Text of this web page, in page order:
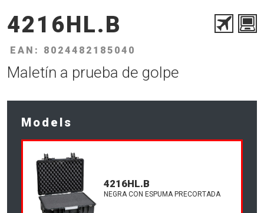
4216HL.B
EAN: 8024482185040
Maletín a prueba de golpe
Models
4216HL.B
NEGRA CON ESPUMA PRECORTADA